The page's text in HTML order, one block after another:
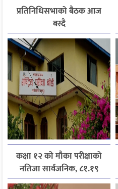
प्रतिनिधिसभाको बैठक आज
बस्दै
कक्षा १२ को मौका परीक्षाको
नतिजा सार्वजनिक, ८१.१९
प्रतिशत विद्यार्थी उत्तीर्ण